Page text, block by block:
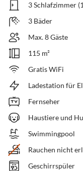
3 Schlafzimmer
3 Bäder
Max. 8 Gäste
115 m²
Gratis WiFi
Ladestation für
Fernseher
Haustiere und
Swimmingpool
Rauchen nicht
Geschirrspüler